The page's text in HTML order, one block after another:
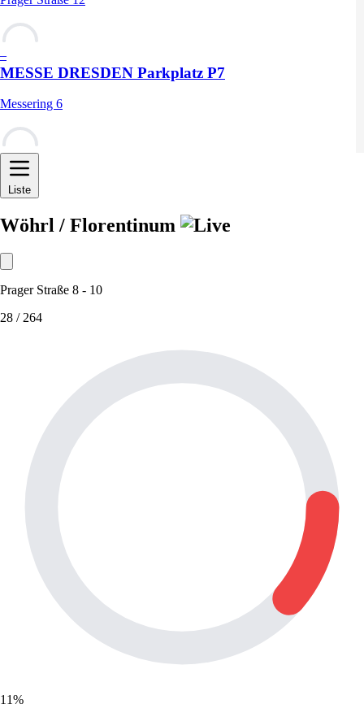
–
MESSE DRESDEN Parkplatz P7
Messering 6
–
Liste
Wöhrl / Florentinum
Prager Straße 8 - 10
28 / 264
11%